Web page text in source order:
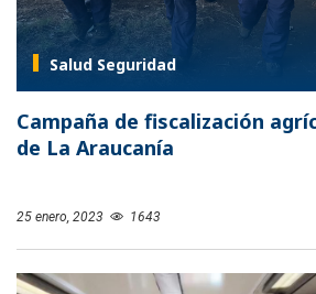
Salud Seguridad
Campaña de fiscalización
de La Araucanía
25 enero, 2023 1643